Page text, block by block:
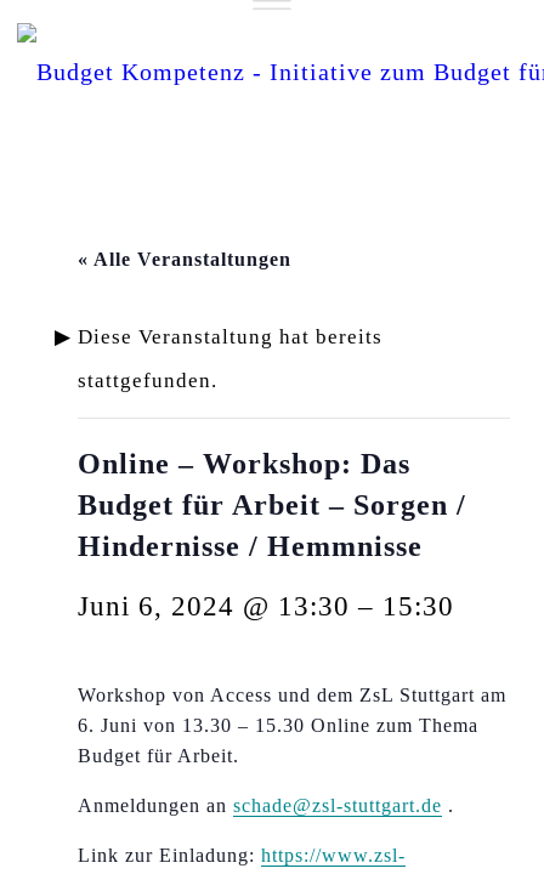
« Alle Veranstaltungen
Diese Veranstaltung hat bereits
stattgefunden.
Online – Workshop: Das
Budget für Arbeit – Sorgen /
Hindernisse / Hemmnisse
Juni 6, 2024 @ 13:30 – 15:30
Workshop von Access und dem ZsL Stuttgart am
6. Juni von 13.30 – 15.30 Online zum Thema
Budget für Arbeit.
Anmeldungen an schade@zsl-stuttgart.de .
Link zur Einladung: https://www.zsl-